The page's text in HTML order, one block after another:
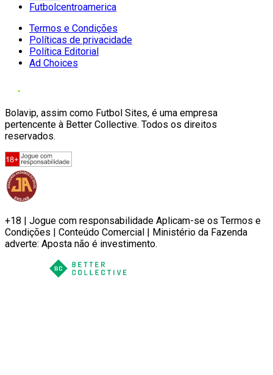
Futbolcentroamerica
Termos e Condições
Políticas de privacidade
Política Editorial
Ad Choices
Bolavip, assim como Futbol Sites, é uma empresa
pertencente à Better Collective. Todos os direitos
reservados.
+18 | Jogue com responsabilidade Aplicam-se os Termos e
Condições | Conteúdo Comercial | Ministério da Fazenda
adverte: Aposta não é investimento.